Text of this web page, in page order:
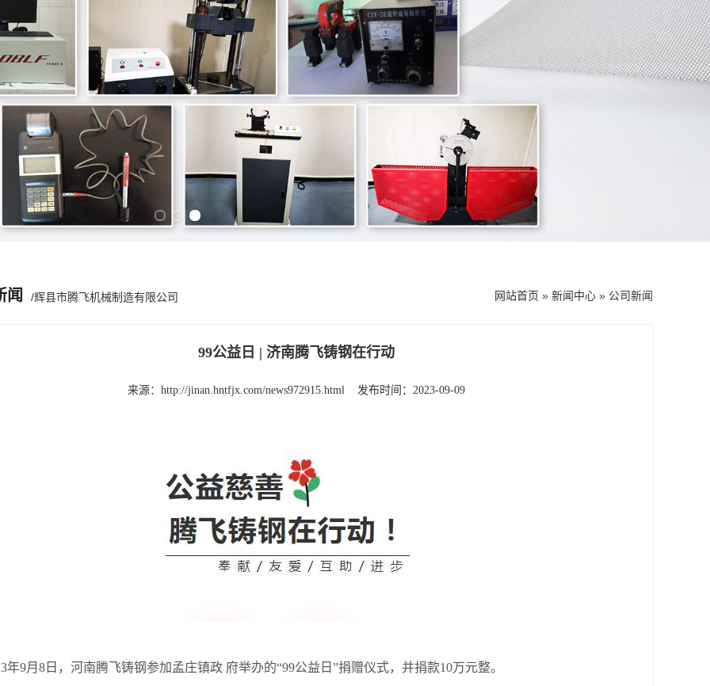
闻 /辉县市腾飞机械制造有限公司 网站首页 » 新闻中心 » 公司新闻
99公益日 | 济南腾飞铸钢在行动
来源： http://jinan.hntfjx.com/news972915.html 发布时间：2023-09-09
月8日，河南腾飞铸钢参加孟庄镇政 府举办的“99公益日”捐赠仪式，并捐款10万元整。